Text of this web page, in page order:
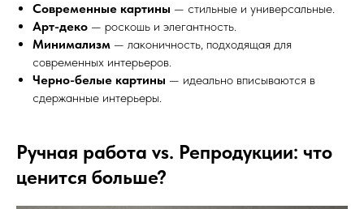
Современные картины — стильные и универсальные.
Арт-деко — роскошь и элегантность.
Минимализм — лаконичность, подходящая для
современных интерьеров.
Черно-белые картины — идеально вписываются в
сдержанные интерьеры.
Ручная работа vs. Репродукции: что
ценится больше?